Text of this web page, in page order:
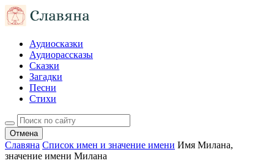
Аудиосказки
Аудиорассказы
Сказки
Загадки
Песни
Стихи
Отмена
Славяна Список имен и значение имени Имя Милана,
значение имени Милана